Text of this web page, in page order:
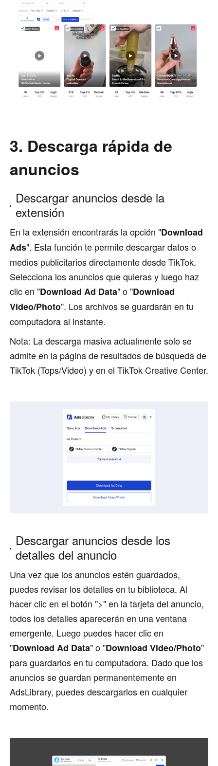
3. Descarga rápida de
anuncios
Descargar anuncios desde la
extensión
En la extensión encontrarás la opción "Download
Ads". Esta función te permite descargar datos o
medios publicitarios directamente desde TikTok.
Selecciona los anuncios que quieras y luego haz
clic en "Download Ad Data" o "Download
Video/Photo". Los archivos se guardarán en tu
computadora al instante.
Nota: La descarga masiva actualmente solo se
admite en la página de resultados de búsqueda de
TikTok (Tops/Video) y en el TikTok Creative Center.
Descargar anuncios desde los
detalles del anuncio
Una vez que los anuncios estén guardados,
puedes revisar los detalles en tu biblioteca. Al
hacer clic en el botón ">" en la tarjeta del anuncio,
todos los detalles aparecerán en una ventana
emergente. Luego puedes hacer clic en
"Download Ad Data" o "Download Video/Photo"
para guardarlos en tu computadora. Dado que los
anuncios se guardan permanentemente en
AdsLibrary, puedes descargarlos en cualquier
momento.